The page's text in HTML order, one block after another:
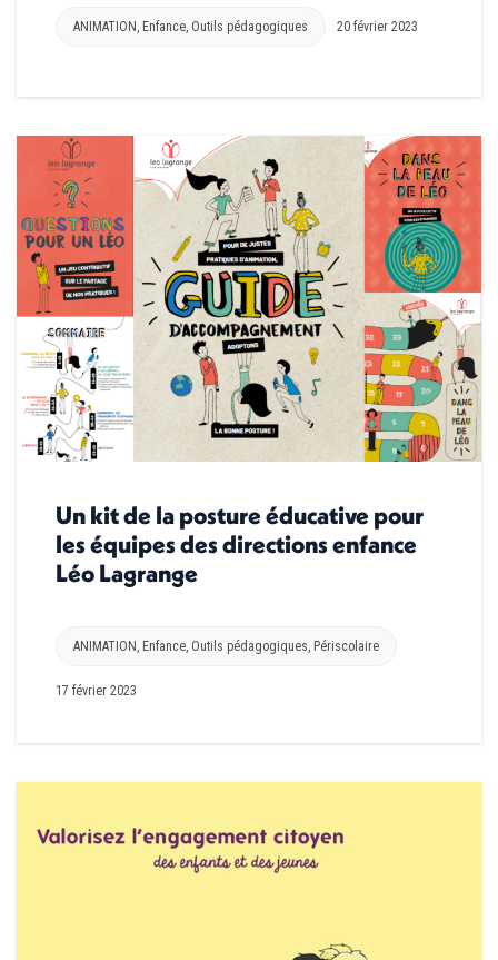
ANIMATION Enfance Outils pédagogiques 20 février 2023
Un kit de la posture éducative pour
les équipes des directions enfance
Léo Lagrange
ANIMATION Enfance Outils pédagogiques Périscolaire
17 février 2023